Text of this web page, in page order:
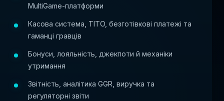
MultiGame-платформи
Касова система, TITO, безготівкові платежі та
гаманці гравців
Бонуси, лояльність, джекпоти й механіки
утримання
Звітність, аналітика GGR, виручка та
регуляторні звіти